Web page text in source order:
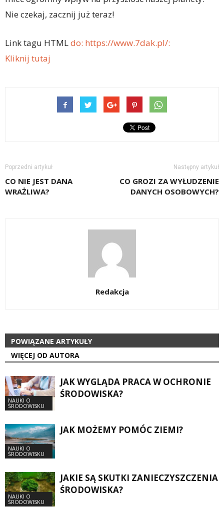
Nie czekaj, zacznij już teraz!
Link tagu HTMLdo: https://www.7dak.pl/:
Kliknij tutaj
Poprzedni artykuł
CO NIE JEST DANA
WRAŻLIWA?
Następny artykuł
CO GROZI ZA WYŁUDZENIE
DANYCH OSOBOWYCH?
Redakcja
POWIĄZANE ARTYKUŁY
WIĘCEJ OD AUTORA
NAUKI O
ŚRODOWISKU
JAK WYGLĄDA PRACA W OCHRONIE
ŚRODOWISKA?
NAUKI O
ŚRODOWISKU
JAK MOŻEMY POMÓC ZIEMI?
NAUKI O
ŚRODOWISKU
JAKIE SĄ SKUTKI ZANIECZYSZCZENIA
ŚRODOWISKA?